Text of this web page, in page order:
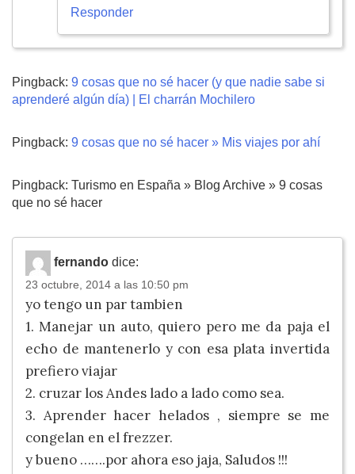
Responder
Pingback: 9 cosas que no sé hacer (y que nadie sabe si
aprenderé algún día) | El charrán Mochilero
Pingback: 9 cosas que no sé hacer » Mis viajes por ahí
Pingback: Turismo en España » Blog Archive » 9 cosas
que no sé hacer
fernando dice:
23 octubre, 2014 a las 10:50 pm
yo tengo un par tambien
1. Manejar un auto, quiero pero me da paja el
echo de mantenerlo y con esa plata invertida
prefiero viajar
2. cruzar los Andes lado a lado como sea.
3. Aprender hacer helados , siempre se me
congelan en el frezzer.
y bueno …….por ahora eso jaja, Saludos !!!